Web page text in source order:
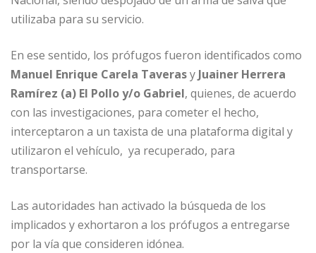
k r
utilizaba para su servicio.
En ese sentido, los prófugos fueron identificados como
Manuel Enrique Carela Taverasy Juainer Herrera
Ramírez (a) El Pollo y/o Gabriel, quienes, de acuerdo
con las investigaciones, para cometer el hecho,
interceptaron a un taxista de una plataforma digital y
utilizaron el vehículo, ya recuperado, para
transportarse.
Las autoridades han activado la búsqueda de los
implicados y exhortaron a los prófugos a entregarse
por la vía que consideren idónea.